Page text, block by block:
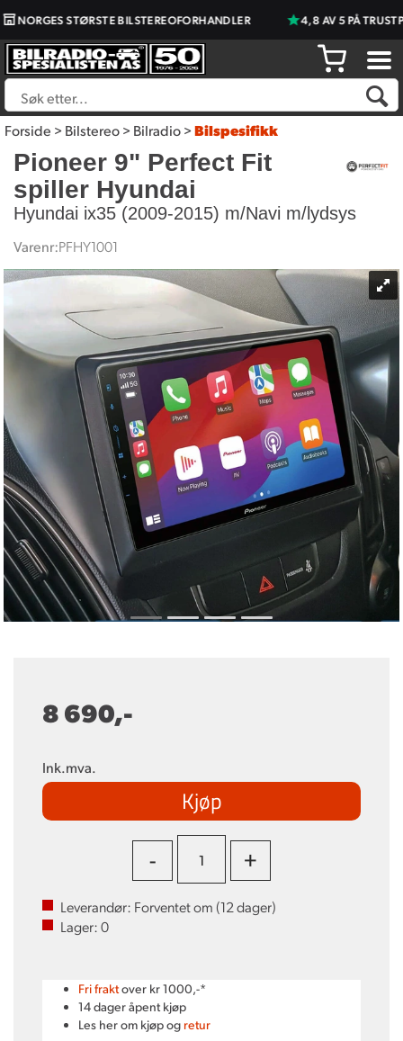
STØRSTE BILSTEREOFORHANDLER 4,8 AV 5 PÅ
Forside>Bilstereo>Bilradio>Bilspesifikk
Pioneer 9" Perfect Fit
spiller Hyundai
Hyundai ix35 (2009-2015) m/Navi m/lydsys
Varenr:PFHY1001
8 690,-
Ink.mva.
Kjøp
- +
Leverandør: Forventet om (12dager)
Lager:0
Fri fraktover kr 1000,-*
14 dager åpent kjøp
Les her om kjøp og retur